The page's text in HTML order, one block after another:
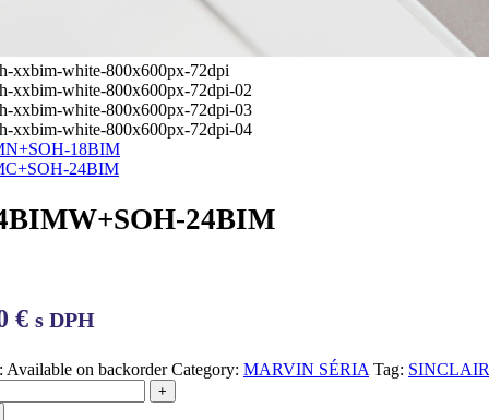
18BIM
24BIM
24BIM
€ s DPH
Available on backorder Category: MARVIN SÉRIA Tag: SINCLAIR
+